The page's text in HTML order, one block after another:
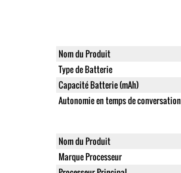
Nom du Produit
Type de Batterie
Capacité Batterie (mAh)
Autonomie en temps de conversation
Nom du Produit
Marque Processeur